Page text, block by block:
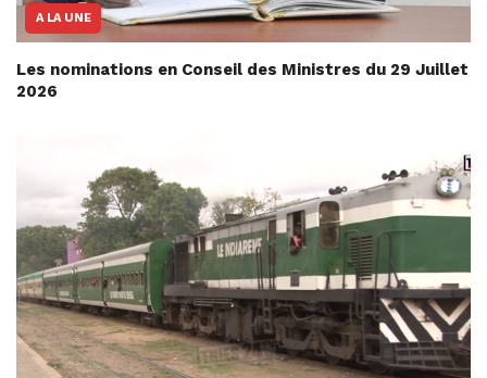
A LA UNE
Les nominations en Conseil des Ministres du 29 Juillet
2026